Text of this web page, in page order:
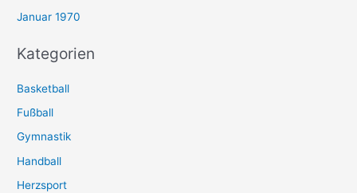
Januar 1970
Kategorien
Basketball
Fußball
Gymnastik
Handball
Herzsport